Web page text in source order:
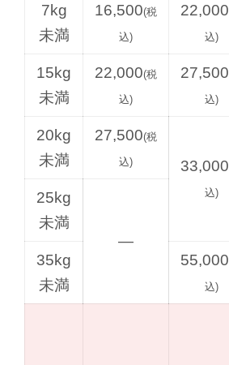
7kg
未満
16,500(税
込)
22,000
込)
15kg
未満
22,000(税
込)
27,500
込)
20kg
未満
27,500(税
込) 33,000
込)
25kg
未満
—
35kg
未満
55,000
込)